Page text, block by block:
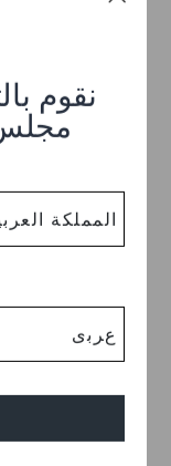
نقوم
مجلس
إكسسوار كروكس
ديزني بحرف L